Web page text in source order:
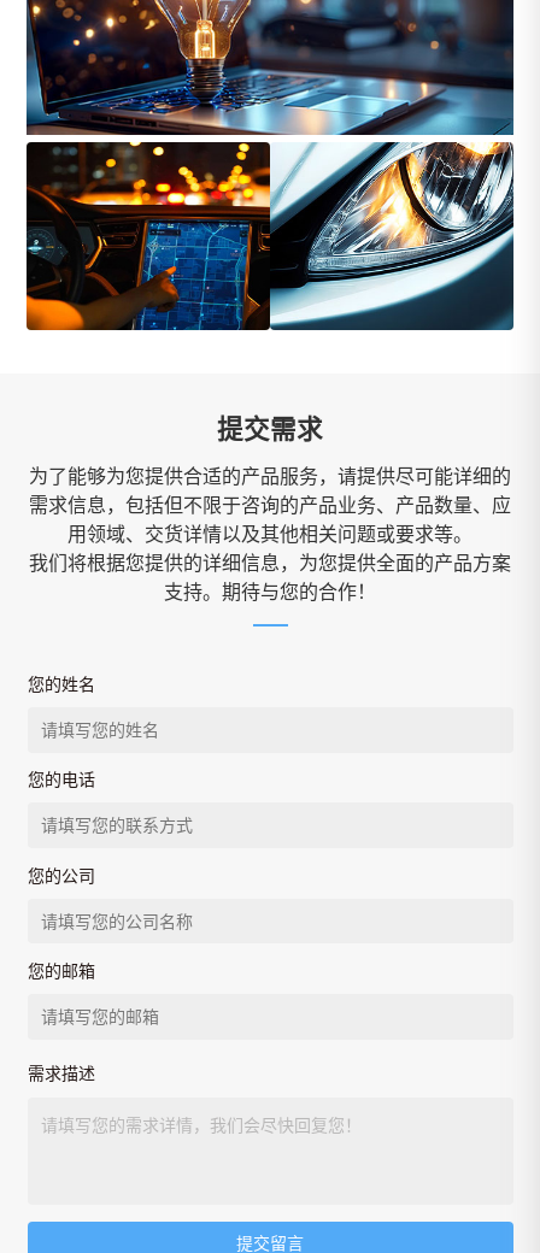
提交需求
为了能够为您提供合适的产品服务，请提供尽可能详细的
需求信息，包括但不限于咨询的产品业务、产品数量、应
用领域、交货详情以及其他相关问题或要求等。
我们将根据您提供的详细信息，为您提供全面的产品方案
支持。期待与您的合作！
您的姓名
您的电话
您的公司
您的邮箱
需求描述